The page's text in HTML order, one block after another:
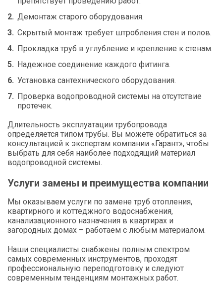
Демонтаж старого оборудования.
Скрытый монтаж требует штробления стен и полов.
Прокладка труб в углубление и крепление к стенам.
Надежное соединение каждого фитинга.
Установка сантехнического оборудования.
Проверка водопроводной системы на отсутствие
протечек.
Длительность эксплуатации трубопровода
определяется типом трубы. Вы можете обратиться за
консультацией к экспертам компании «Гарант», чтобы
выбрать для себя наиболее подходящий материал
водопроводной системы.
Услуги замены и преимущества компании
Мы оказываем услуги по замене труб отопления,
квартирного и коттеджного водоснабжения,
канализационного назначения в квартирах и
загородных домах – работаем с любым материалом.
Наши специалисты снабжены полным спектром
самых современных инструментов, проходят
профессиональную переподготовку и следуют
современным тенденциям монтажных работ.